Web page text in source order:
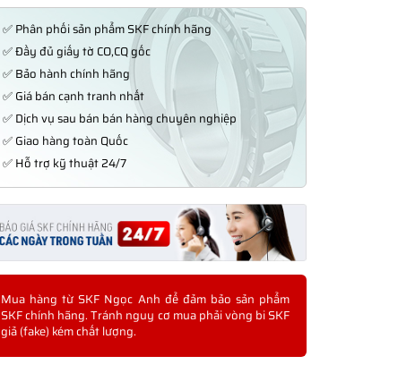
✅ Phân phối sản phẩm SKF chính hãng
✅ Đầy đủ giấy tờ CO,CQ gốc
✅ Bảo hành chính hãng
✅ Giá bán cạnh tranh nhất
✅ Dịch vụ sau bán bán hàng chuyên nghiệp
✅ Giao hàng toàn Quốc
✅ Hỗ trợ kỹ thuật 24/7
Mua hàng từ SKF Ngọc Anh để đảm bảo sản phẩm
SKF chính hãng. Tránh nguy cơ mua phải vòng bi SKF
giả (fake) kém chất lượng.